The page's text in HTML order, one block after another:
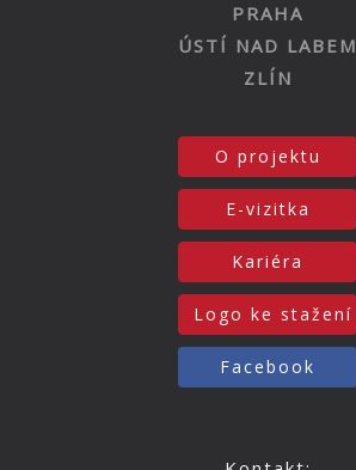
PRAHA
ÚSTÍ NAD LABEM
ZLÍN
O projektu
E-vizitka
Kariéra
Logo ke stažení
Facebook